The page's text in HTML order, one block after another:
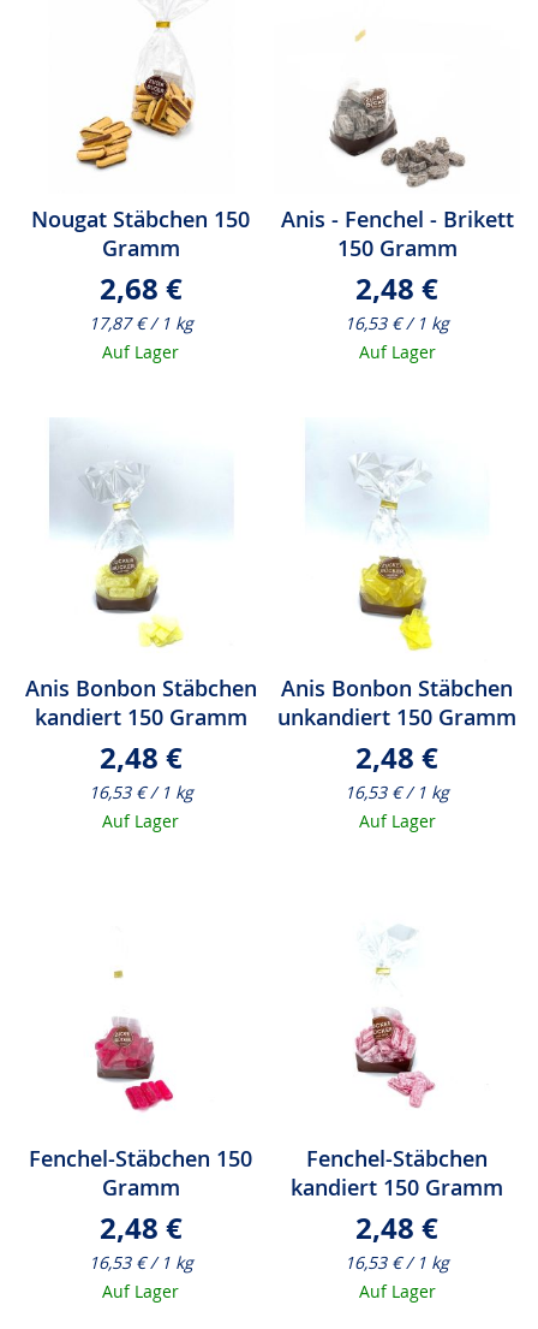
Nougat Stäbchen 150
Gramm
2,68 €
17,87 € / 1 kg
Auf Lager
Anis - Fenchel - Brikett
150 Gramm
2,48 €
16,53 € / 1 kg
Auf Lager
Anis Bonbon Stäbchen
kandiert 150 Gramm
2,48 €
16,53 € / 1 kg
Auf Lager
Anis Bonbon Stäbchen
unkandiert 150 Gramm
2,48 €
16,53 € / 1 kg
Auf Lager
Fenchel-Stäbchen 150
Gramm
2,48 €
16,53 € / 1 kg
Auf Lager
Fenchel-Stäbchen
kandiert 150 Gramm
2,48 €
16,53 € / 1 kg
Auf Lager